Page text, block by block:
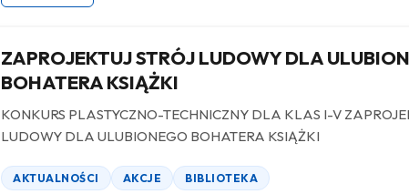
ZAPROJEKTUJ STRÓJ LUDOWY DLA
BOHATERA KSIĄŻKI
KONKURS PLASTYCZNO-TECHNICZNY DLA KLAS I-V
LUDOWY DLA ULUBIONEGO BOHATERA KSIĄŻKI
AKTUALNOŚCI AKCJE BIBLIOTEKA